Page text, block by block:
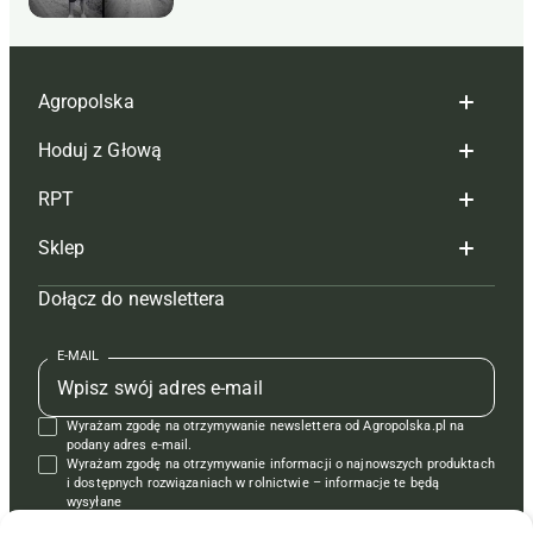
Agropolska
Redakcja
Reklama
Tagi
Mapa serwisu
Kontakt
Regulamin
Polityka prywatności
Hoduj z Głową
Hoduj z głową bydło
Hoduj z głową świnie
Prenumerata
Redakcja
Kontakt
Reklama
RPT
Redakcja
Prenumerata
Reklama
Kontakt
Krzyżówki
Sklep
Czasopisma i prenumerata
Książki
Regulamin
Dołącz do newslettera
E-MAIL
Wyrażam zgodę na otrzymywanie newslettera od Agropolska.pl na
podany adres e-mail.
Wyrażam zgodę na otrzymywanie informacji o najnowszych produktach
i dostępnych rozwiązaniach w rolnictwie – informacje te będą
wysyłane